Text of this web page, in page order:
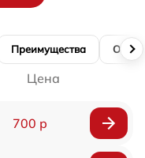
Преимущества
Цена
700 р